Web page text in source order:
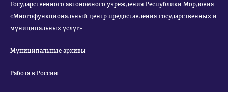
Государственного автономного учреждения Республики Мордовия
«Многофункциональный центр предоставления государственных и
муниципальных услуг»
Муниципальные архивы
Работа в России